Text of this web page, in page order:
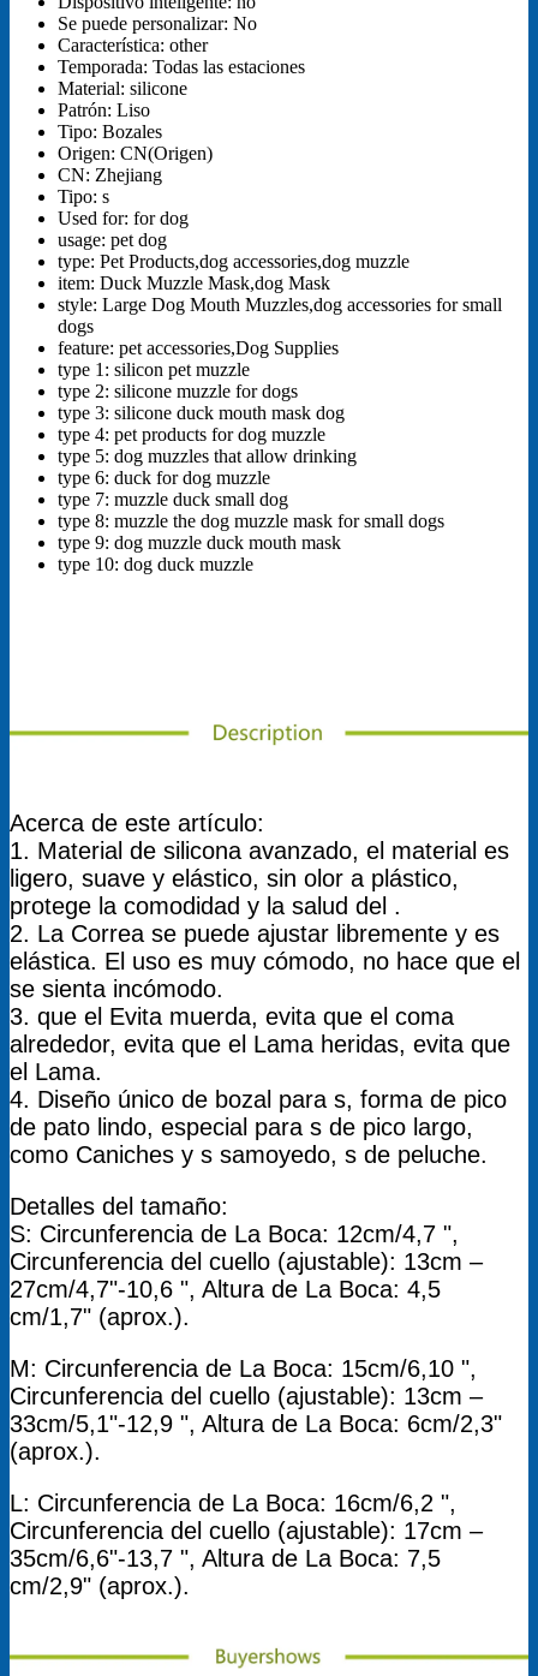
boca
para
pequeños
grandes,
accesorios
para
cantidad
Se puede personalizar: No
Característica: other
Temporada: Todas las estaciones
Material: silicone
Patrón: Liso
Tipo: Bozales
Origen: CN(Origen)
CN: Zhejiang
Tipo: s
Used for: for dog
usage: pet dog
type: Pet Products,dog accessories,dog muzzle
item: Duck Muzzle Mask,dog Mask
style: Large Dog Mouth Muzzles,dog accessories for small
dogs
feature: pet accessories,Dog Supplies
type 1: silicon pet muzzle
type 2: silicone muzzle for dogs
type 3: silicone duck mouth mask dog
type 4: pet products for dog muzzle
type 5: dog muzzles that allow drinking
type 6: duck for dog muzzle
type 7: muzzle duck small dog
type 8: muzzle the dog muzzle mask for small dogs
type 9: dog muzzle duck mouth mask
type 10: dog duck muzzle
Acerca de este artículo:
1. Material de silicona avanzado, el material es
ligero, suave y elástico, sin olor a plástico,
protege la comodidad y la salud del .
2. La Correa se puede ajustar libremente y es
elástica. El uso es muy cómodo, no hace que el
se sienta incómodo.
3. que el Evita muerda, evita que el coma
alrededor, evita que el Lama heridas, evita que
el Lama.
4. Diseño único de bozal para s, forma de pico
de pato lindo, especial para s de pico largo,
como Caniches y s samoyedo, s de peluche.
Detalles del tamaño:
S: Circunferencia de La Boca: 12cm/4,7 ",
Circunferencia del cuello (ajustable): 13cm –
27cm/4,7"-10,6 ", Altura de La Boca: 4,5
cm/1,7" (aprox.).
M: Circunferencia de La Boca: 15cm/6,10 ",
Circunferencia del cuello (ajustable): 13cm –
33cm/5,1"-12,9 ", Altura de La Boca: 6cm/2,3"
(aprox.).
L: Circunferencia de La Boca: 16cm/6,2 ",
Circunferencia del cuello (ajustable): 17cm –
35cm/6,6"-13,7 ", Altura de La Boca: 7,5
cm/2,9" (aprox.).